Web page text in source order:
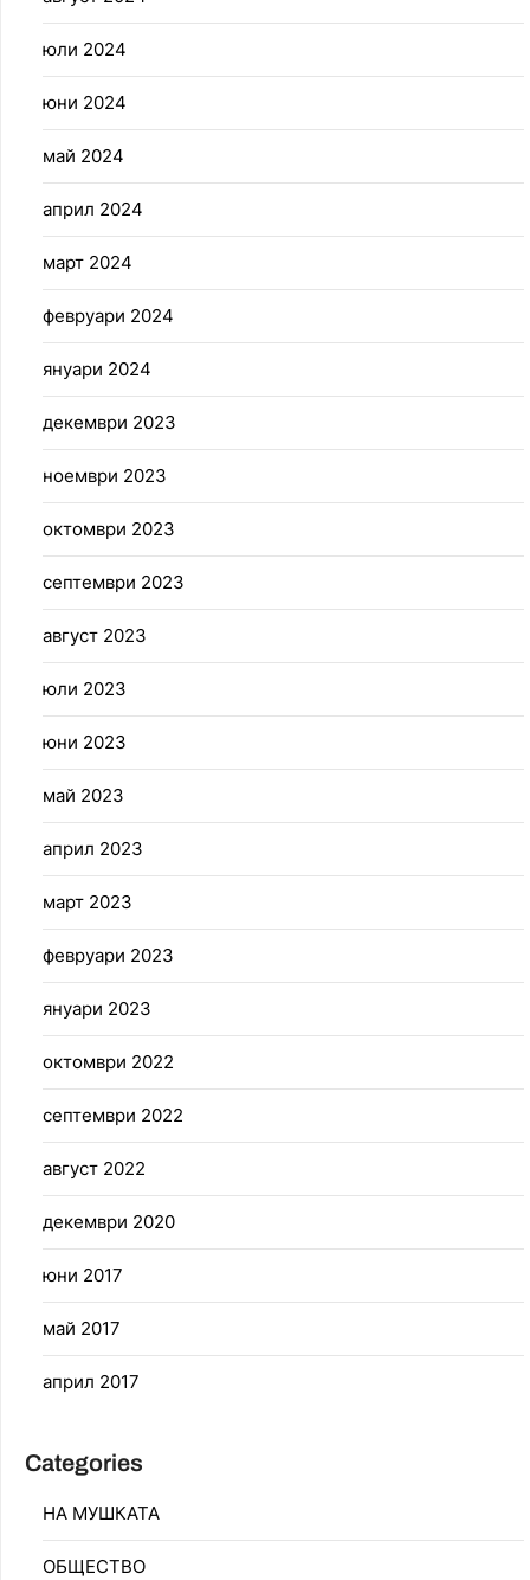
юли 2024
юни 2024
май 2024
април 2024
март 2024
февруари 2024
януари 2024
декември 2023
ноември 2023
октомври 2023
септември 2023
август 2023
юли 2023
юни 2023
май 2023
април 2023
март 2023
февруари 2023
януари 2023
октомври 2022
септември 2022
август 2022
декември 2020
юни 2017
май 2017
април 2017
Categories
НА МУШКАТА
ОБЩЕСТВО